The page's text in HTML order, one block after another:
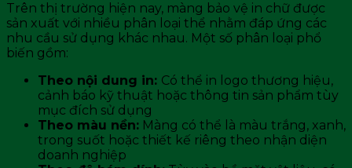
Trên thị trường hiện nay, màng bảo vệ in chữ được
sản xuất với nhiều phân loại thể nhằm đáp ứng các
nhu cầu sử dụng khác nhau. Một số phân loại phổ
biến gồm:
Theo nội dung in: Có thể in logo thương hiệu,
cảnh báo kỹ thuật hoặc thông tin sản phẩm tùy
mục đích sử dụng
Theo màu nền: Màng có thể là màu trắng, xanh,
trong suốt hoặc thiết kế riêng theo nhận diện
doanh nghiệp